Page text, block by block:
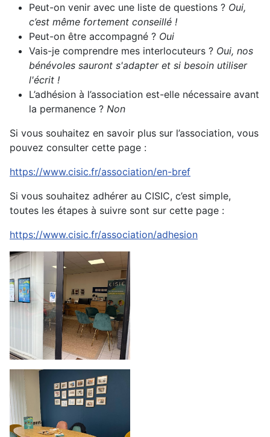
Peut-on venir avec une liste de questions ? Oui,
c’est même fortement conseillé !
Peut-on être accompagné ? Oui
Vais-je comprendre mes interlocuteurs ? Oui, nos
bénévoles sauront s'adapter et si besoin utiliser
l'écrit !
L’adhésion à l’association est-elle nécessaire avant
la permanence ? Non
Si vous souhaitez en savoir plus sur l’association, vous
pouvez consulter cette page :
https://www.cisic.fr/association/en-bref
Si vous souhaitez adhérer au CISIC, c’est simple,
toutes les étapes à suivre sont sur cette page :
https://www.cisic.fr/association/adhesion